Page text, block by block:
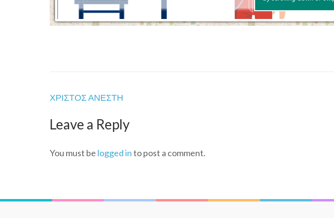
Post
ΧΡΙΣΤΟΣ ΑΝΕΣΤΗ
Leave a Reply
You must be logged into post a comment.